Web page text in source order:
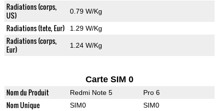
Radiations (corps,
US)
0.79 W/Kg
Radiations (tete, Eur) 1.29 W/Kg
Radiations (corps,
Eur)
1.24 W/Kg
Carte SIM 0
Nom du Produit Redmi Note 5 Pro 6
Nom Unique SIM0 SIM0